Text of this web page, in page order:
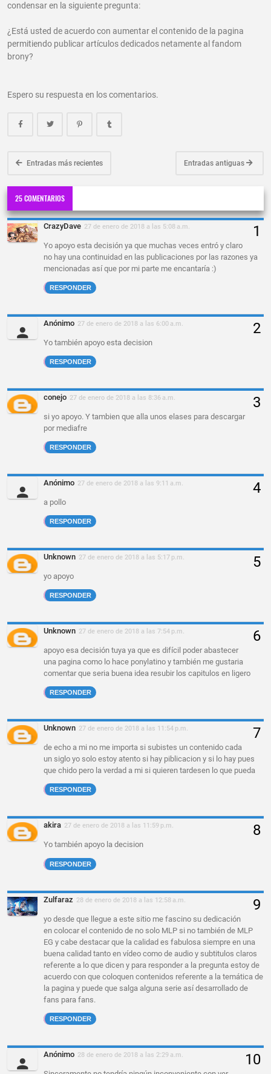
condensar en la siguiente pregunta:
¿Está usted de acuerdo con aumentar el contenido de la pagina
permitiendo publicar artículos dedicados netamente al fandom
brony?
Espero su respuesta en los comentarios.
Entradas más recientes Entradas antiguas
25 COMENTARIOS
CrazyDave 27 de enero de 2018 a las 5:08 a.m.
Yo apoyo esta decisión ya que muchas veces entró y claro
no hay una continuidad en las publicaciones por las razones ya
mencionadas así que por mi parte me encantaría :)
RESPONDER
Anónimo 27 de enero de 2018 a las 6:00 a.m.
Yo también apoyo esta decision
RESPONDER
conejo 27 de enero de 2018 a las 8:36 a.m.
si yo apoyo. Y tambien que alla unos elases para descargar
por mediafre
RESPONDER
Anónimo 27 de enero de 2018 a las 9:11 a.m.
a pollo
RESPONDER
Unknown 27 de enero de 2018 a las 5:17 p.m.
yo apoyo
RESPONDER
Unknown 27 de enero de 2018 a las 7:54 p.m.
apoyo esa decisión tuya ya que es difícil poder abastecer
una pagina como lo hace ponylatino y también me gustaria
comentar que seria buena idea resubir los capitulos en ligero
RESPONDER
Unknown 27 de enero de 2018 a las 11:54 p.m.
de echo a mi no me importa si subistes un contenido cada
un siglo yo solo estoy atento si hay piblicacion y si lo hay pues
que chido pero la verdad a mi si quieren tardesen lo que pueda
RESPONDER
akira 27 de enero de 2018 a las 11:59 p.m.
Yo también apoyo la decision
RESPONDER
Zulfaraz 28 de enero de 2018 a las 12:58 a.m.
yo desde que llegue a este sitio me fascino su dedicación
en colocar el contenido de no solo MLP si no también de MLP
EG y cabe destacar que la calidad es fabulosa siempre en una
buena calidad tanto en vídeo como de audio y subtitulos claros
referente a lo que dicen y para responder a la pregunta estoy de
acuerdo con que coloquen contenidos referente a la temática de
la pagina y puede que salga alguna serie así desarrollado de
fans para fans.
RESPONDER
Anónimo 28 de enero de 2018 a las 2:29 a.m.